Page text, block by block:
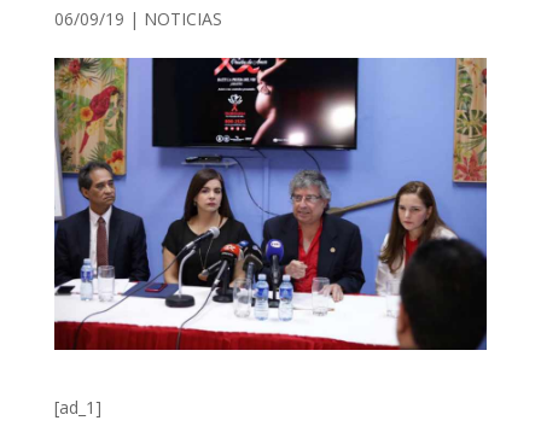
06/09/19 | NOTICIAS
[ad_1]